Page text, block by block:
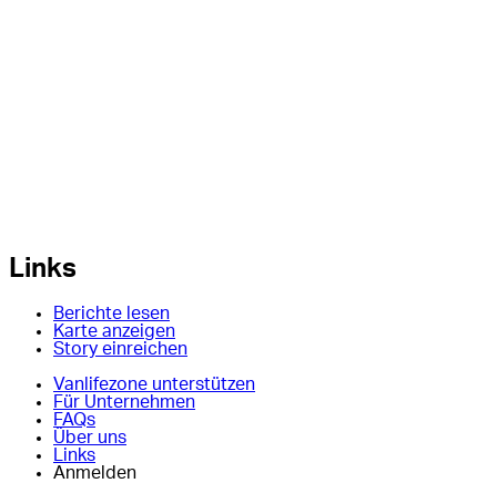
Links
Berichte lesen
Karte anzeigen
Story einreichen
Vanlifezone unterstützen
Für Unternehmen
FAQs
Über uns
Links
Anmelden